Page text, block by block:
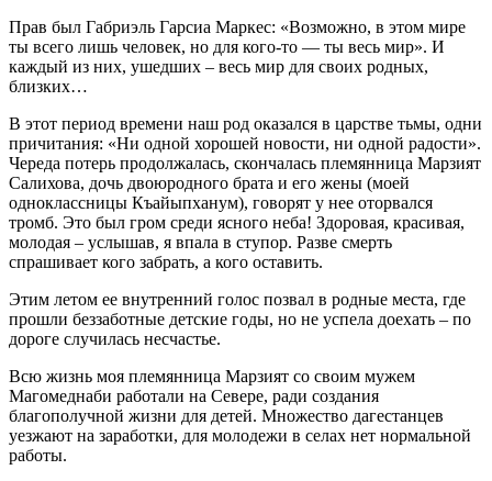
Прав был Габриэль Гарсиа Маркес: «Возможно, в этом мире
ты всего лишь человек, но для кого-то — ты весь мир». И
каждый из них, ушедших – весь мир для своих родных,
близких…
В этот период времени наш род оказался в царстве тьмы, одни
причитания: «Ни одной хорошей новости, ни одной радости».
Череда потерь продолжалась, скончалась племянница Марзият
Салихова, дочь двоюродного брата и его жены (моей
одноклассницы Къайыпханум), говорят у нее оторвался
тромб. Это был гром среди ясного неба! Здоровая, красивая,
молодая – услышав, я впала в ступор. Разве смерть
спрашивает кого забрать, а кого оставить.
Этим летом ее внутренний голос позвал в родные места, где
прошли беззаботные детские годы, но не успела доехать – по
дороге случилась несчастье.
Всю жизнь моя племянница Марзият со своим мужем
Магомеднаби работали на Севере, ради создания
благополучной жизни для детей. Множество дагестанцев
уезжают на заработки, для молодежи в селах нет нормальной
работы.